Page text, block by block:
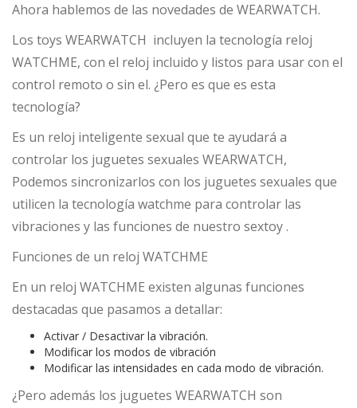
Ahora hablemos de las novedades de WEARWATCH.
Los toys WEARWATCH incluyen la tecnología reloj
WATCHME, con el reloj incluido y listos para usar con el
control remoto o sin el. ¿Pero es que es esta
tecnología?
Es un reloj inteligente sexual que te ayudará a
controlar los juguetes sexuales WEARWATCH,
Podemos sincronizarlos con los juguetes sexuales que
utilicen la tecnología watchme para controlar las
vibraciones y las funciones de nuestro sextoy .
Funciones de un reloj WATCHME
En un reloj WATCHME existen algunas funciones
destacadas que pasamos a detallar:
Activar / Desactivar la vibración.
Modificar los modos de vibración
Modificar las intensidades en cada modo de vibración.
¿Pero además los juguetes WEARWATCH son